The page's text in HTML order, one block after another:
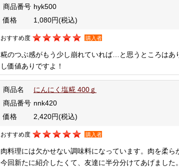
商品番号 hyk500
価格
1,080円(税込)
おすすめ度 購入者
糀のつぶ感がもう少し崩れていれば…と思うところは
し価値ありですよ！
商品名
にんにく塩糀 400ｇ
商品番号 nnk420
価格
2,420円(税込)
おすすめ度 購入者
肉料理には欠かせない調味料になっています。肉を柔ら
今回新たに紹介したくて、友達に半分分けてあげました。